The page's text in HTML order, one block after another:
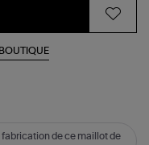
de ce maillot de